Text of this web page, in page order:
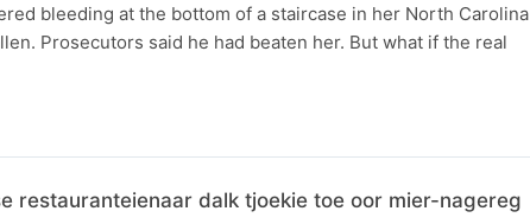
bleeding at the bottom of a staircase in her North Carolina
Prosecutors said he had beaten her. But what if the real
restauranteienaar dalk tjoekie toe oor mier-nagereg